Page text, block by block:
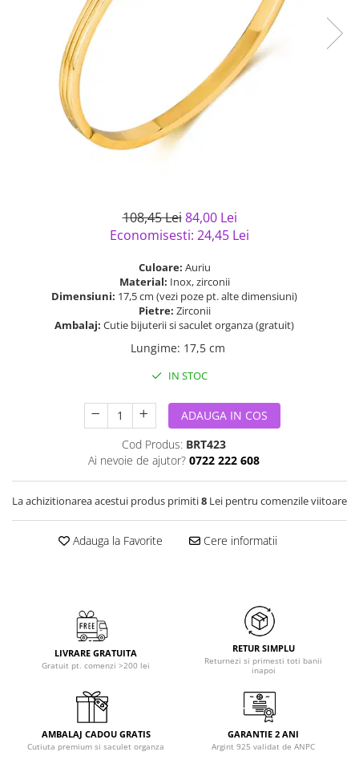
semipretioase
Bijuterii argint placat cu aur
Bijuterii argint cu diverse
materiale
Bijuterii argint cu murano
Bijuterii de Lux
Bijuterii gotice si rock
Bijuterii Handmade
Bijuterii fantezie
Casete si cutii de bijuterii
Bijuterii tungsten
Solutii si lavete de curatare
108,45 Lei 84,00 Lei
Economisesti: 24,45 Lei
Culoare: Auriu
Material: Inox, zirconii
Dimensiuni: 17,5 cm (vezi poze pt. alte dimensiuni)
Pietre: Zirconii
Ambalaj: Cutie bijuterii si saculet organza (gratuit)
Lungime: 17,5 cm
IN STOC
ADAUGA IN COS
Cod Produs: BRT423
Ai nevoie de ajutor? 0722 222 608
La achizitionarea acestui produs primiti8 Lei pentru comenzile viitoare
Adauga la Favorite Cere informatii
LIVRARE GRATUITA
Gratuit pt. comenzi >200 lei
RETUR SIMPLU
Returnezi si primesti toti banii
inapoi
AMBALAJ CADOU GRATIS
Cutiuta premium si saculet organza
GARANTIE 2 ANI
Argint 925 validat de ANPC